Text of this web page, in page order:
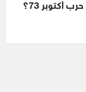
أكتوبر 73؟